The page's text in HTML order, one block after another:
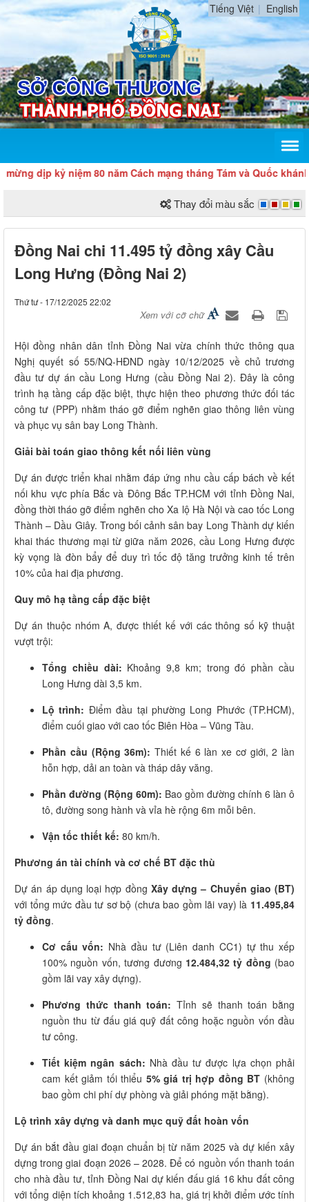
Tiếng Việt English
dịp kỷ niệm 80 năm Cách mạng tháng Tám và Quốc khánh 2/9
Thay đổi màu sắc
Đồng Nai chi 11.495 tỷ đồng xây Cầu
Long Hưng (Đồng Nai 2)
Thứ tư - 17/12/2025 22:02
Xem với cỡ chữ
Hội đồng nhân dân tỉnh Đồng Nai vừa chính thức thông qua
Nghị quyết số 55/NQ-HĐND ngày 10/12/2025 về chủ trương
đầu tư dự án cầu Long Hưng (cầu Đồng Nai 2). Đây là công
trình hạ tầng cấp đặc biệt, thực hiện theo phương thức đối tác
công tư (PPP) nhằm tháo gỡ điểm nghẽn giao thông liên vùng
và phục vụ sân bay Long Thành.
Giải bài toán giao thông kết nối liên vùng
Dự án được triển khai nhằm đáp ứng nhu cầu cấp bách về kết
nối khu vực phía Bắc và Đông Bắc TP.HCM với tỉnh Đồng Nai,
đồng thời tháo gỡ điểm nghẽn cho Xa lộ Hà Nội và cao tốc Long
Thành – Dầu Giây. Trong bối cảnh sân bay Long Thành dự kiến
khai thác thương mại từ giữa năm 2026, cầu Long Hưng được
kỳ vọng là đòn bẩy để duy trì tốc độ tăng trưởng kinh tế trên
10% của hai địa phương.
Quy mô hạ tầng cấp đặc biệt
Dự án thuộc nhóm A, được thiết kế với các thông số kỹ thuật
vượt trội:
Tổng chiều dài: Khoảng 9,8 km; trong đó phần cầu
Long Hưng dài 3,5 km.
Lộ trình: Điểm đầu tại phường Long Phước (TP.HCM),
điểm cuối giao với cao tốc Biên Hòa – Vũng Tàu.
Phần cầu (Rộng 36m): Thiết kế 6 làn xe cơ giới, 2 làn
hỗn hợp, dải an toàn và tháp dây văng.
Phần đường (Rộng 60m): Bao gồm đường chính 6 làn ô
tô, đường song hành và vỉa hè rộng 6m mỗi bên.
Vận tốc thiết kế: 80 km/h.
Phương án tài chính và cơ chế BT đặc thù
Dự án áp dụng loại hợp đồng Xây dựng – Chuyển giao (BT)
với tổng mức đầu tư sơ bộ (chưa bao gồm lãi vay) là 11.495,84
tỷ đồng.
Cơ cấu vốn: Nhà đầu tư (Liên danh CC1) tự thu xếp
100% nguồn vốn, tương đương 12.484,32 tỷ đồng (bao
gồm lãi vay xây dựng).
Phương thức thanh toán: Tỉnh sẽ thanh toán bằng
nguồn thu từ đấu giá quỹ đất công hoặc nguồn vốn đầu
tư công.
Tiết kiệm ngân sách: Nhà đầu tư được lựa chọn phải
cam kết giảm tối thiểu 5% giá trị hợp đồng BT (không
bao gồm chi phí dự phòng và giải phóng mặt bằng).
Lộ trình xây dựng và danh mục quỹ đất hoàn vốn
Dự án bắt đầu giai đoạn chuẩn bị từ năm 2025 và dự kiến xây
dựng trong giai đoạn 2026 – 2028. Để có nguồn vốn thanh toán
cho nhà đầu tư, tỉnh Đồng Nai dự kiến đấu giá 16 khu đất công
với tổng diện tích khoảng 1.512,83 ha, giá trị khởi điểm ước tính